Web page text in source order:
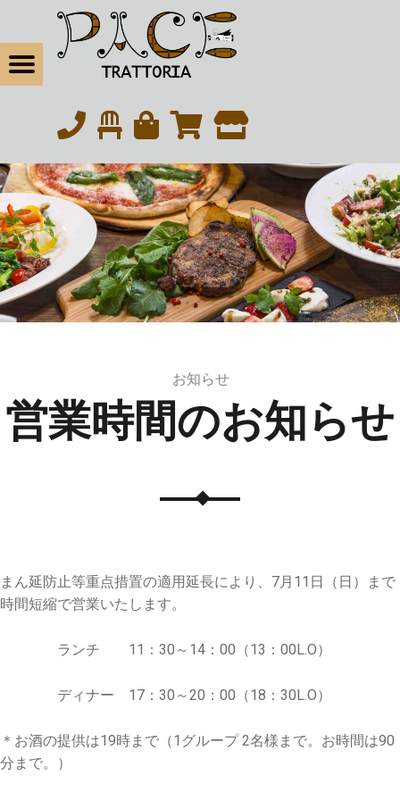
営業時間のお知らせ | 松戸の本気イタリアン・トラットリアパーチェ 松戸の本気イタリアン・トラットリアパーチェ
Menu
navigation
営業時間のお知らせ
お知らせ
まん延防止等重点措置の適用延長により、7月11日（日）まで
時間短縮で営業いたします。
ランチ 11：30～14：00（13：00L.O）
ディナー 17：30～20：00（18：30L.O）
＊お酒の提供は19時まで（1グループ 2名様まで。お時間は90
分まで。）